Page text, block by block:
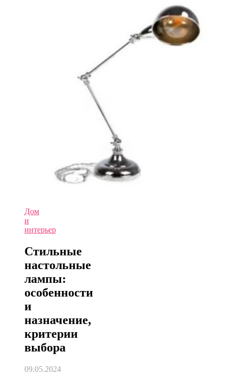
Дом
и
интерьер
Стильные
настольные
лампы:
особенности
и
назначение,
критерии
выбора
09.05.2024